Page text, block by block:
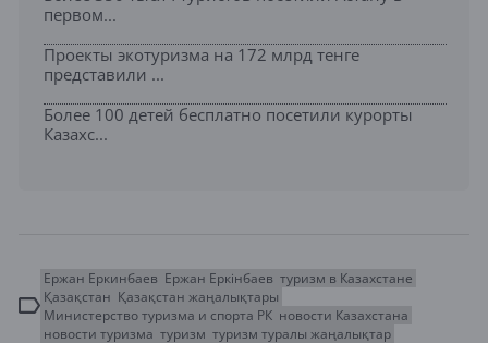
первом...
Проекты экотуризма на 172 млрд тенге
представили ...
Более 100 детей бесплатно посетили курорты
Казахс...
Ержан Еркинбаев Ержан Еркінбаев туризм в Казахстане
Қазақстан Қазақстан жаңалықтары
Министерство туризма и спорта РК новости Казахстана
новости туризма туризм туризм туралы жаңалықтар